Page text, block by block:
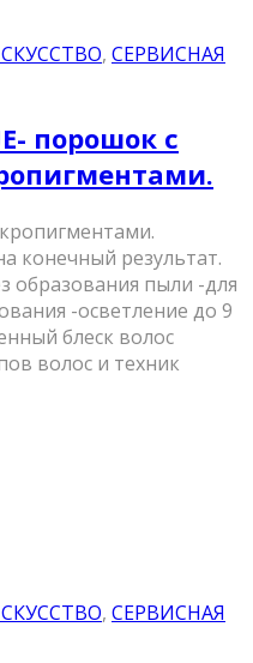
, СЕРВИСНАЯ
порошок с
конечный результат.
пыли -для
-осветление до 9
блеск волос
волос и техник
, СЕРВИСНАЯ